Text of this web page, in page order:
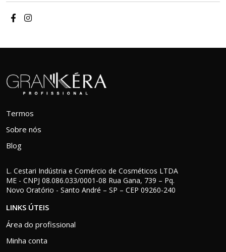
Termos
Sobre nós
Blog
L. Cestari Indústria e Comércio de Cosméticos LTDA
ME - CNPJ 08.086.033/0001-08 Rua Gana, 739 – Pq.
Novo Oratório - Santo André – SP – CEP 09260-240
LINKS ÚTEIS
Área do profissional
Minha conta